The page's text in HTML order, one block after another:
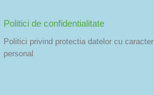
Politici de confidentialitate
Politici privind protectia datelor cu caracter
personal